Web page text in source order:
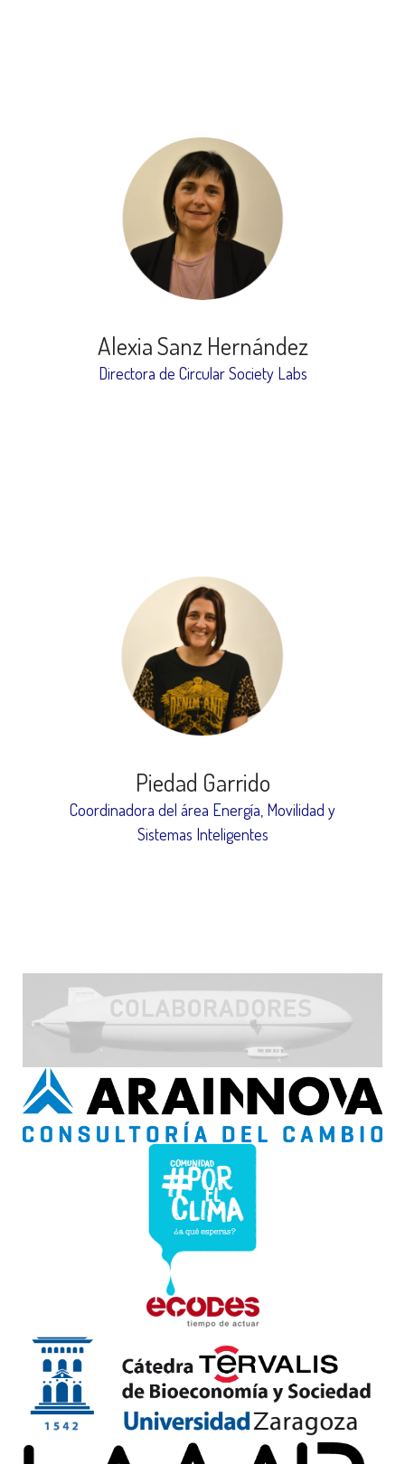
Alexia Sanz Hernández
Directora de Circular Society Labs
Piedad Garrido
Coordinadora del área Energía, Movilidad y
Sistemas Inteligentes